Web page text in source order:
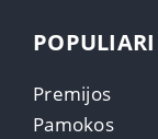
Premijos
Pamokos